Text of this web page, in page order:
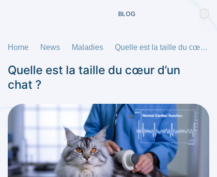
BLOG
Home News Maladies Quelle est la taille du cœur d’un chat ?
Quelle est la taille du cœur d’un
chat ?